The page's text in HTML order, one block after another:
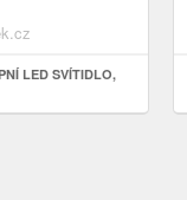
LED SVÍTIDLO,